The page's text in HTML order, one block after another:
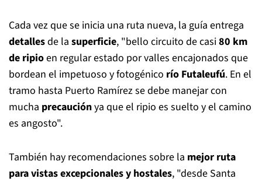
Cada vez que se inicia una ruta nueva, la guía entrega
detallesde la superficie, "bello circuito de casi80 km
de ripioen regular estado por valles encajonados que
bordean el impetuoso y fotogénico río Futaleufú. En el
tramo hasta Puerto Ramírez se debe manejar con
mucha precauciónya que el ripio es suelto y el camino
es angosto".
También hay recomendaciones sobre la mejor ruta
para vistas excepcionales y hostales, "desde Santa